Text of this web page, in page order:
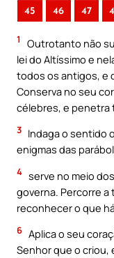
45 46 47
1
Outrotanto não
lei do Altíssimo e
todos os antigos, e
Conserva no seu
célebres, e penetra
3 Indaga o sentido
enigmas das
4 serve no meio
governa. Percorre
reconhecer o que
6 Aplica o seu
Senhor que o criou,